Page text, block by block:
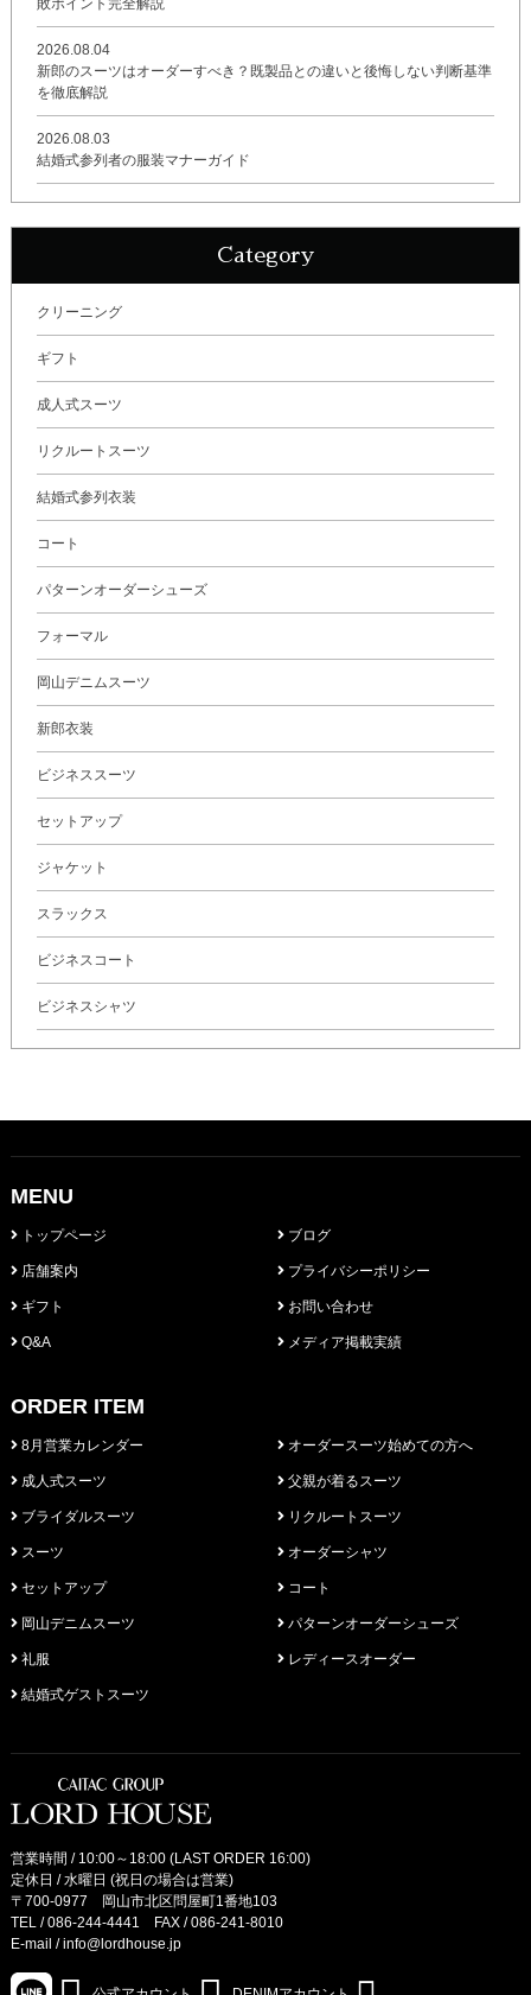
敗ポイント完全解説
2026.08.04
新郎のスーツはオーダーすべき？既製品との違いと後悔しない判断基準
を徹底解説
2026.08.03
結婚式参列者の服装マナーガイド
Category
クリーニング
ギフト
成人式スーツ
リクルートスーツ
結婚式参列衣装
コート
パターンオーダーシューズ
フォーマル
岡山デニムスーツ
新郎衣装
ビジネススーツ
セットアップ
ジャケット
スラックス
ビジネスコート
ビジネスシャツ
MENU
トップページ
店舗案内
ギフト
Q&A
ブログ
プライバシーポリシー
お問い合わせ
メディア掲載実績
ORDER ITEM
8月営業カレンダー
成人式スーツ
ブライダルスーツ
スーツ
セットアップ
岡山デニムスーツ
礼服
結婚式ゲストスーツ
オーダースーツ始めての方へ
父親が着るスーツ
リクルートスーツ
オーダーシャツ
コート
パターンオーダーシューズ
レディースオーダー
営業時間 / 10:00～18:00 (LAST ORDER 16:00)
定休日 / 水曜日 (祝日の場合は営業)
〒700-0977 岡山市北区問屋町1番地103
TEL /086-244-4441 FAX / 086-241-8010
E-mail /info@lordhouse.jp